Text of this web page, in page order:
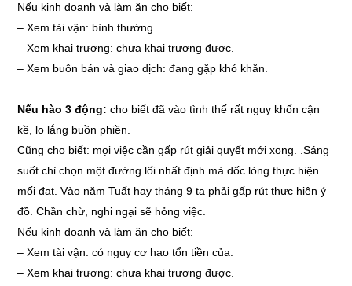
Nếu kinh doanh và làm ăn cho biết:
– Xem tài vận: bình thường.
– Xem khai trương: chưa khai trương được.
– Xem buôn bán và giao dịch: đang gặp khó khăn.
Nếu hào 3 động:cho biết đã vào tình thế rất nguy khốn cận
kề, lo lắng buồn phiền.
Cũng cho biết: mọi việc cần gấp rút giải quyết mới xong. .Sáng
suốt chỉ chọn một đường lối nhất định mà dốc lòng thực hiện
mối đạt. Vào năm Tuất hay tháng 9 ta phải gấp rút thực hiện ý
đồ. Chần chừ, nghi ngại sẽ hỏng việc.
Nếu kinh doanh và làm ăn cho biết:
– Xem tài vận: có nguy cơ hao tổn tiền của.
– Xem khai trương: chưa khai trương được.